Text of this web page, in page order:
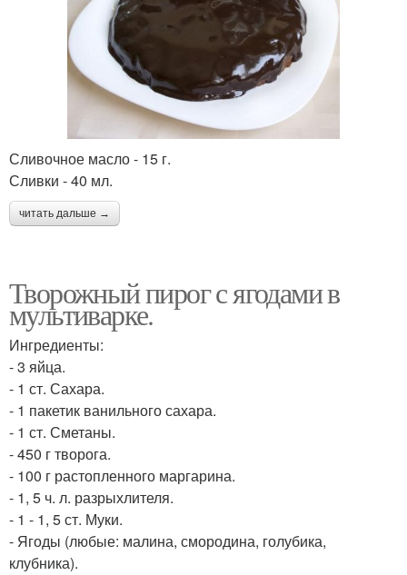
Сливочное масло - 15 г.
Сливки - 40 мл.
читать дальше →
Творожный пирог с ягодами в
мультиварке.
Ингредиенты:
- 3 яйца.
- 1 ст. Сахара.
- 1 пакетик ванильного сахара.
- 1 ст. Сметаны.
- 450 г творога.
- 100 г растопленного маргарина.
- 1, 5 ч. л. разрыхлителя.
- 1 - 1, 5 ст. Муки.
- Ягоды (любые: малина, смородина, голубика,
клубника).